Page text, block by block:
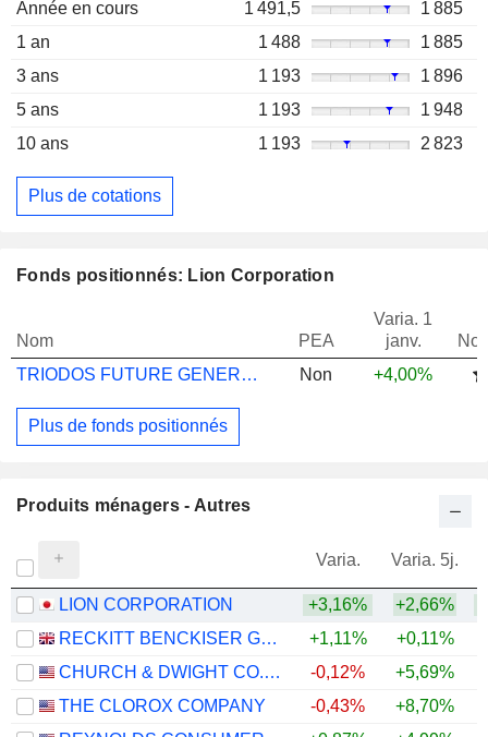
Année en cours
1 491,5
1 885
1 an
1 488
1 885
3 ans
1 193
1 896
5 ans
1 193
1 948
10 ans
1 193 2 823
Plus de cotations
Fonds positionnés: Lion Corporation
Nom PEA
Varia. 1
janv.
TRIODOS FUTURE GENERATIONS I EUR CAP
Non +4,00%
Plus de fonds positionnés
Produits ménagers - Autres
Varia. Varia. 5j.
LION CORPORATION +3,16% +2,66%
RECKITT BENCKISER GROUP PLC
+1,11% +0,11%
CHURCH & DWIGHT CO., INC.
-0,12% +5,69%
THE CLOROX COMPANY
-0,43% +8,70%